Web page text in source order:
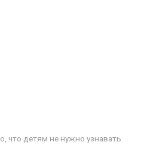
что детям не нужно узнавать